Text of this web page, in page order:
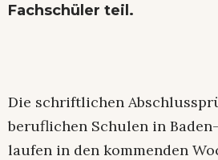
Fachschüler teil.
Die schriftlichen
beruflichen Schulen in
laufen in den kommenden